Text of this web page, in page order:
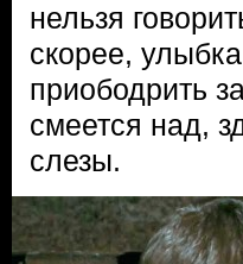
нельзя
скорее,
приободрить
смеется над,
слезы.